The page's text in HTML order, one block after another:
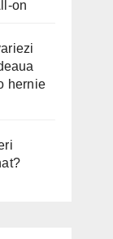
on
hernie